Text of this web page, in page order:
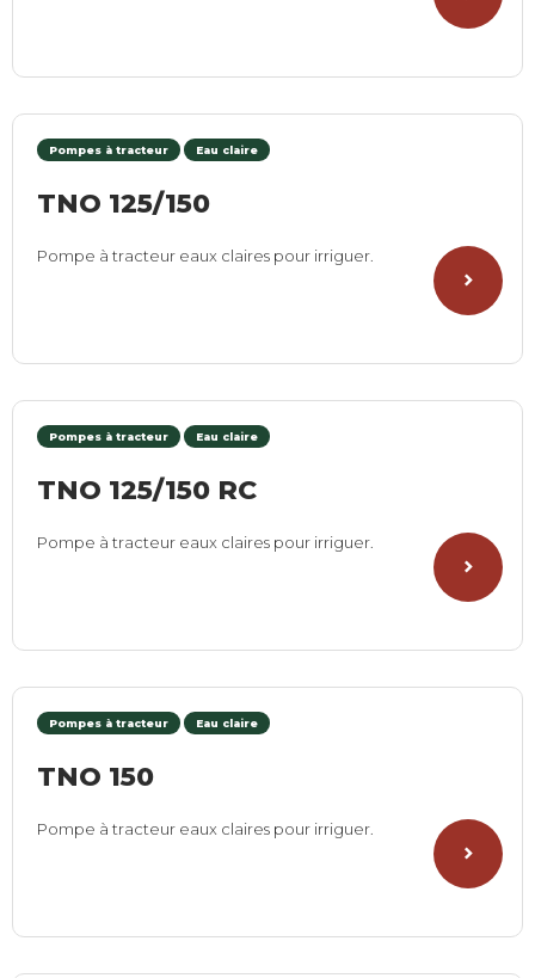
Pompes à tracteur Eau claire
TNO 125/150
Pompe à tracteur eaux claires pour irriguer.
Pompes à tracteur Eau claire
TNO 125/150 RC
Pompe à tracteur eaux claires pour irriguer.
Pompes à tracteur Eau claire
TNO 150
Pompe à tracteur eaux claires pour irriguer.